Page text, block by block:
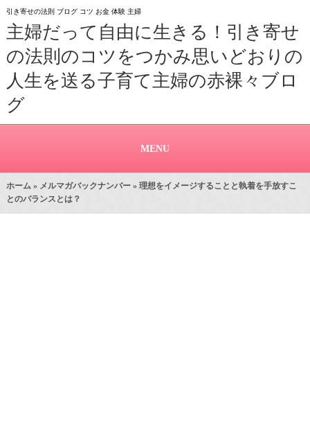
引き寄せの法則 ブログ コツ お金 体験 主婦
主婦だって自由に生きる！引き寄せ
の法則のコツをつかみ思いどおりの
人生を送る子育て主婦の赤裸々ブロ
グ
MENU
ホーム» メルマガバックナンバー» 理想をイメージすることと執着を手放すこ
とのバランスとは？